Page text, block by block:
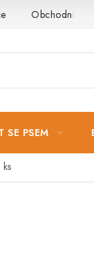
Obchodní
SE PSEM